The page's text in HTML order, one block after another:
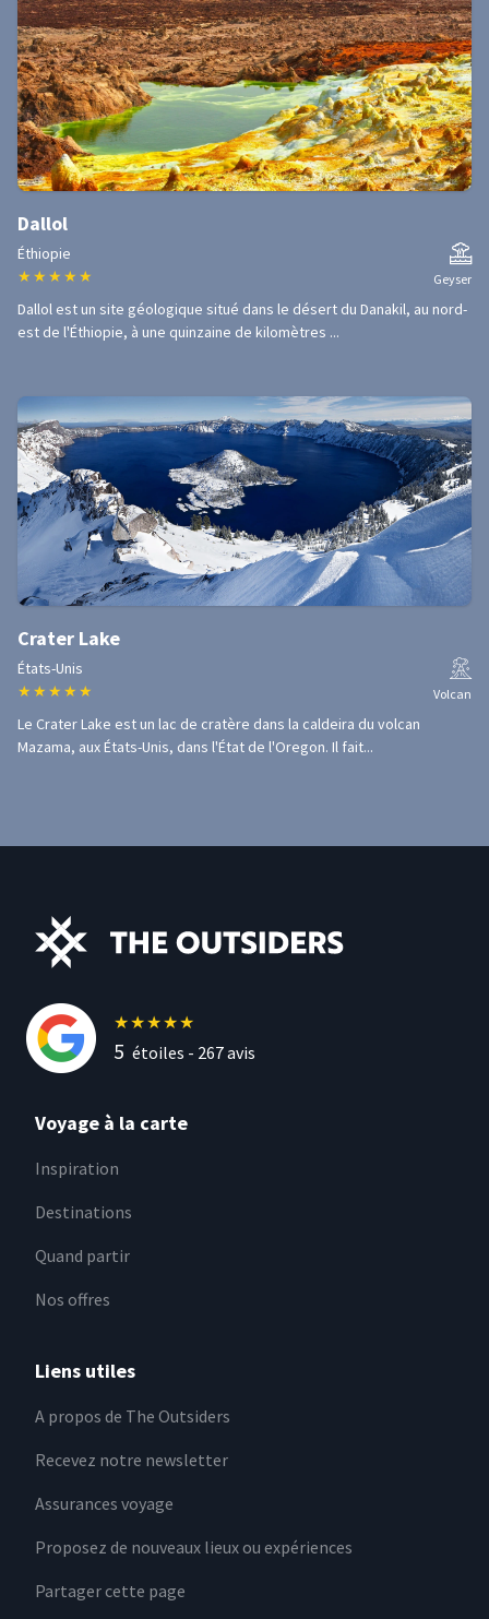
Dallol
Éthiopie
★ ★ ★ ★ ★ Geyser
Dallol est un site géologique situé dans le désert du Danakil, au nord-
est de l'Éthiopie, à une quinzaine de kilomètres ...
Crater Lake
États-Unis
★ ★ ★ ★ ★ Volcan
Le Crater Lake est un lac de cratère dans la caldeira du volcan
Mazama, aux États-Unis, dans l'État de l'Oregon. Il fait...
★★★★★
5 étoiles - 267avis
Voyage à la carte
Inspiration
Destinations
Quand partir
Nos offres
Liens utiles
A propos de The Outsiders
Recevez notre newsletter
Assurances voyage
Proposez de nouveaux lieux ou expériences
Partager cette page